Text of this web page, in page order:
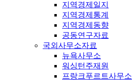
지역경제일지
지역경제통계
지역경제동향
공동연구자료
국외사무소자료
뉴욕사무소
워싱턴주재원
프랑크푸르트사무소